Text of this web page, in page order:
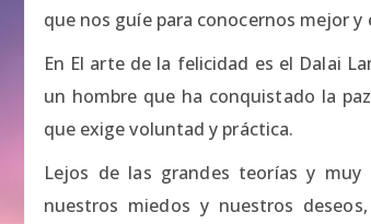
que nos guíe para conocernos mejor
En El arte de la felicidad es el Dalai
un hombre que ha conquistado la
que exige voluntad y práctica.
Lejos de las grandes teorías y muy
nuestros miedos y nuestros